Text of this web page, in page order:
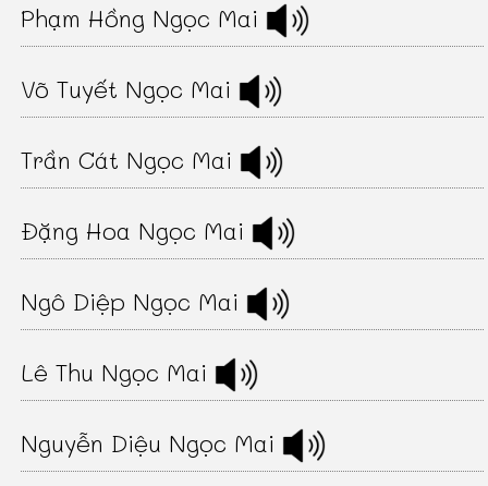
Phạm Hồng Ngọc Mai
Võ Tuyết Ngọc Mai
Trần Cát Ngọc Mai
Đặng Hoa Ngọc Mai
Ngô Diệp Ngọc Mai
Lê Thu Ngọc Mai
Nguyễn Diệu Ngọc Mai